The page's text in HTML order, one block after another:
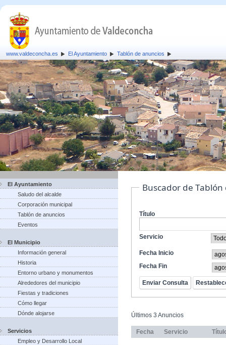
www.valdeconcha.es El Ayuntamiento Tablón de anuncios
El Ayuntamiento
Saludo del alcalde
Corporación municipal
Tablón de anuncios
Eventos
El Municipio
Información general
Historia
Entorno urbano y monumentos
Alrededores del municipio
Fiestas y tradiciones
Cómo llegar
Dónde alojarse
Servicios
Empleo y Desarrollo Local
Buscador de
Título
Servicio
Fecha Inicio
Fecha Fin
Últimos 3 Anuncios
Fecha Servicio